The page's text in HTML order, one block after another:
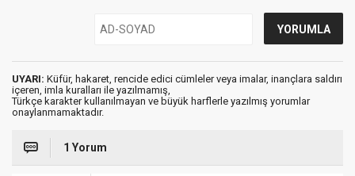
UYARI: Küfür, hakaret, rencide edici cümleler veya imalar, inançlara saldırı
içeren, imla kuralları ile yazılmamış,
Türkçe karakter kullanılmayan ve büyük harflerle yazılmış yorumlar
onaylanmamaktadır.
1 Yorum